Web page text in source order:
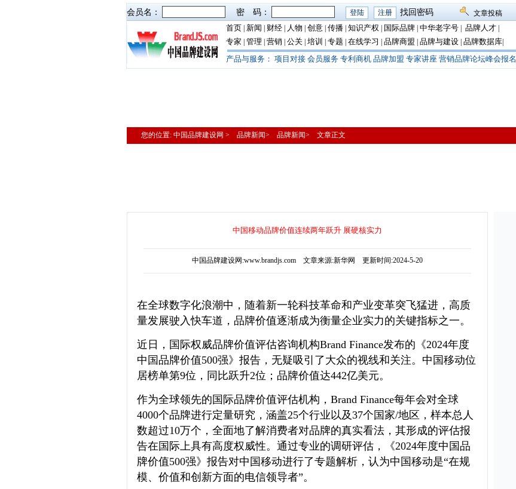
会员名： 密 码： 找回密码 文章投稿
首页 新闻 财经 人物 创意 传播 知识产权 国际品牌 中华老字号 品牌人才
专家 管理 营销 公关 培训 专题 在线学习 品牌商盟 品牌与建设 品牌数据库
产品与服务： 项目对接 会员服务 专利商机 品牌加盟 专家讲座 营销品牌论坛峰会报名
您的位置: 中国品牌建设网 > 品牌新闻> 品牌新闻> 文章正文
中国移动品牌价值连续两年跃升 展硬核实力
中国品牌建设网:www.brandjs.com 文章来源:新华网 更新时间:2024-5-20
在全球数字化浪潮中，随着新一轮科技革命和产业变革突飞猛进，高质
量发展驶入快车道，品牌价值逐渐成为衡量企业实力的关键指标之一。
近日，国际权威品牌价值评估咨询机构Brand Finance发布的《2024年度
中国品牌价值500强》报告，无疑吸引了大众的视线和关注。中国移动位
居榜单第9位，同比跃升2位；品牌价值达442亿美元。
作为全球领先的国际品牌价值评估机构，Brand Finance每年会对全球
4000个品牌进行定量研究，涵盖25个行业以及37个国家/地区，样本总人
数超过10万个，全面地了解消费者对品牌的真实看法，其形成的评估报
告在国际上具有高度权威性。通过专业的调研评估，《2024年度中国品
牌价值500强》报告对中国移动进行了专题解析，认为中国移动是“在规
模、价值和创新方面的电信领导者”。